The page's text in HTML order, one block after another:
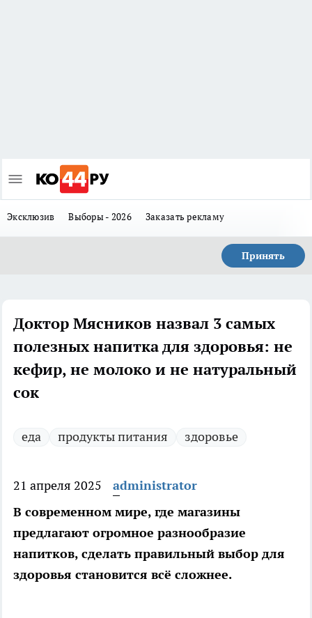
Эксклюзив Выборы - 2026 Заказать рекламу
Принять
Доктор Мясников назвал 3 самых
полезных напитка для здоровья: не
кефир, не молоко и не натуральный
сок
еда продукты питания здоровье
21 апреля 2025
administrator
В современном мире, где магазины
предлагают огромное разнообразие
напитков, сделать правильный выбор для
здоровья становится всё сложнее.